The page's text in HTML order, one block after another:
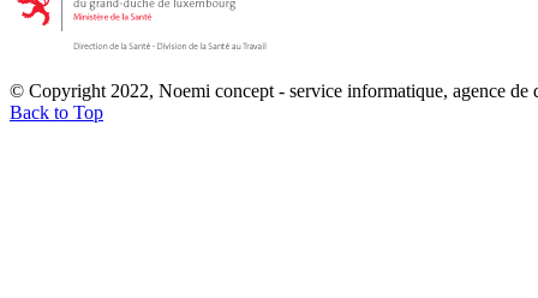
© Copyright 2022, Noemi concept - service informatique, agence
Back to Top